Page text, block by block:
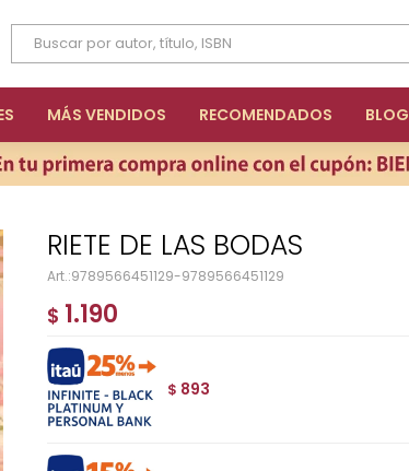
MÁS VENDIDOS RECOMENDADOS BLOG
RIETE DE LAS BODAS
9789566451129-9789566451129
$ 1.190
$ 893